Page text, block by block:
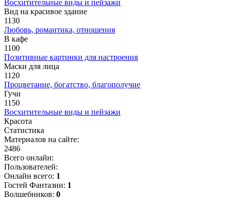
Восхитительные виды и пейзажи
Вид на красивое здание
1130
Любовь, романтика, отношения
В кафе
1100
Позитивные картинки для настроения
Маски для лица
1120
Процветание, богатство, благополучие
Гучи
1150
Восхитительные виды и пейзажи
Красота
Статистика
Материалов на сайте:
2486
Всего онлайн:
Пользователей:
Онлайн всего: 1
Гостей Фантазии: 1
Волшебников: 0